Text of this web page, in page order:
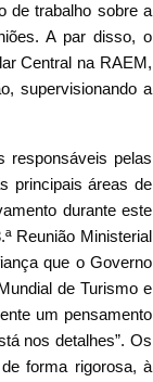
de trabalho sobre a
A par disso, o
Central na RAEM,
supervisionando a
responsáveis pelas
principais áreas de
durante este
Reunião Ministerial
que o Governo
de Turismo e
um pensamento
nos detalhes”. Os
forma rigorosa, à